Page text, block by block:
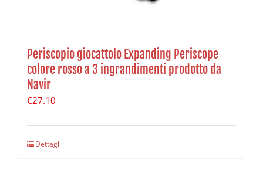
Periscopio giocattolo Expanding Periscope
colore rosso a 3 ingrandimenti prodotto da
Navir
€27.10
Dettagli